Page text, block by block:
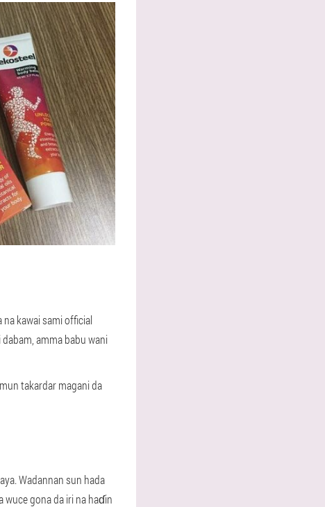
kawai sami official
amma babu wani
takardar magani da
Wadannan sun hada
gona da iri na haɗin